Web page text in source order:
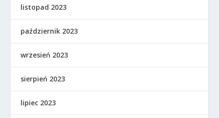
listopad 2023
październik 2023
wrzesień 2023
sierpień 2023
lipiec 2023